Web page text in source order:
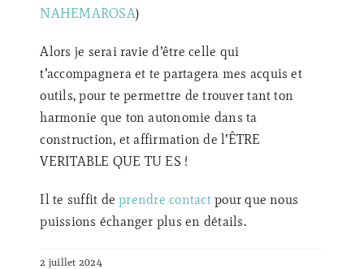
NAHEMAROSA)
Alors je serai ravie d’être celle qui
t’accompagnera et te partagera mes acquis et
outils, pour te permettre de trouver tant ton
harmonie que ton autonomie dans ta
construction, et affirmation de l’ÊTRE
VERITABLE QUE TU ES !
Il te suffit deprendre contactpour que nous
puissions échanger plus en détails.
2 juillet 2024